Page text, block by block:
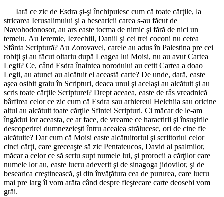
Iară ce zic de Esdra şi-şi închipuiesc cum că toate cărţile, la
stricarea Ierusalimului şi a besearicii carea s-au făcut de
Navohodonosor, au ars easte tocma de nimic şi fără de nici un
temeiu. Au Ieremie, Iezechiil, Daniil şi cei trei coconi nu cetea
Sfânta Scriptură? Au Zorovavel, carele au adus în Palestina pre cei
robiţi şi au făcut oltariu după Leagea lui Moisi, nu au avut Cartea
Legii? Ce, când Esdra înaintea norodului au cetit Cartea a doao
Legii, au atunci au alcătuit el această carte? De unde, dară, easte
aşea osibit graiu în Scripturi, deaca unul şi acelaşi au alcătuit şi au
scris toate cărţile Scripturei? Drept aceaea, easte de râs vreadnică
bârfirea celor ce zic cum că Esdra sau arhiereul Helchiia sau oricine
altul au alcătuit toate cărţile Sfintei Scripturi. Ci măcar de le-am
îngădui lor aceasta, ce ar face, de vreame ce haractirii şi însuşirile
descoperirei dumnezeieşti întru acealea strălucesc, ori de cine fie
alcătuite? Dar cum că Moisi easte alcătuitoriul şi scriitoriul celor
cinci cărţi, care greceaşte să zic Pentateucos, David al psalmilor,
măcar a celor ce să scriu supt numele lui, şi prorocii a cărţilor care
numele lor au, easte lucru adeverit şi de sinagoga jidovilor, şi de
besearica creştinească, şi din învăţătura cea de pururea, care lucru
mai pre larg îl vom arăta când despre fieştecare carte deosebi vom
grăi.